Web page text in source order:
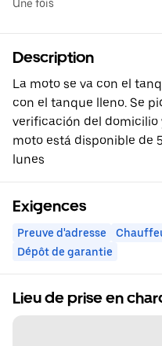
Une fois
Description
La moto se va con el
con el tanque lleno. Se
verificación del domicilio
moto está disponible de
lunes
Exigences
Preuve d'adresse
Dépôt de garantie
Lieu de prise en